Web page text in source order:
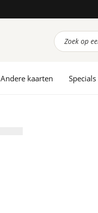
Producten
zoeken
Andere kaarten Specials